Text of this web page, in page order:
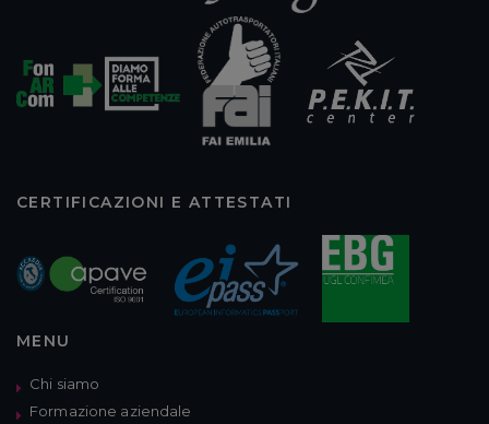
CERTIFICAZIONI E ATTESTATI
MENU
Chi siamo
Formazione aziendale